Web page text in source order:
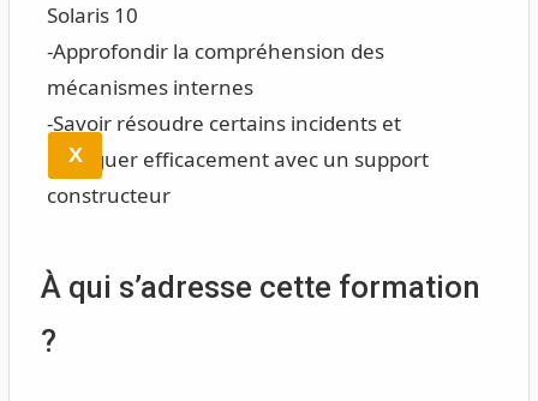
X
Solaris 10
-Approfondir la compréhension des
mécanismes internes
-Savoir résoudre certains incidents et
dialoguer efficacement avec un support
constructeur
À qui s’adresse cette formation
?